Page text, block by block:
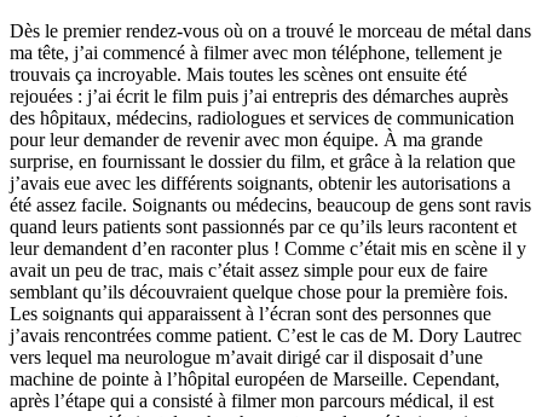
Dès le premier rendez-vous où on a trouvé le morceau de métal dans
ma tête, j’ai commencé à filmer avec mon téléphone, tellement je
trouvais ça incroyable. Mais toutes les scènes ont ensuite été
rejouées : j’ai écrit le film puis j’ai entrepris des démarches auprès
des hôpitaux, médecins, radiologues et services de communication
pour leur demander de revenir avec mon équipe. À ma grande
surprise, en fournissant le dossier du film, et grâce à la relation que
j’avais eue avec les différents soignants, obtenir les autorisations a
été assez facile. Soignants ou médecins, beaucoup de gens sont ravis
quand leurs patients sont passionnés par ce qu’ils leurs racontent et
leur demandent d’en raconter plus ! Comme c’était mis en scène il y
avait un peu de trac, mais c’était assez simple pour eux de faire
semblant qu’ils découvraient quelque chose pour la première fois.
Les soignants qui apparaissent à l’écran sont des personnes que
j’avais rencontrées comme patient. C’est le cas de M. Dory Lautrec
vers lequel ma neurologue m’avait dirigé car il disposait d’une
machine de pointe à l’hôpital européen de Marseille. Cependant,
après l’étape qui a consisté à filmer mon parcours médical, il est